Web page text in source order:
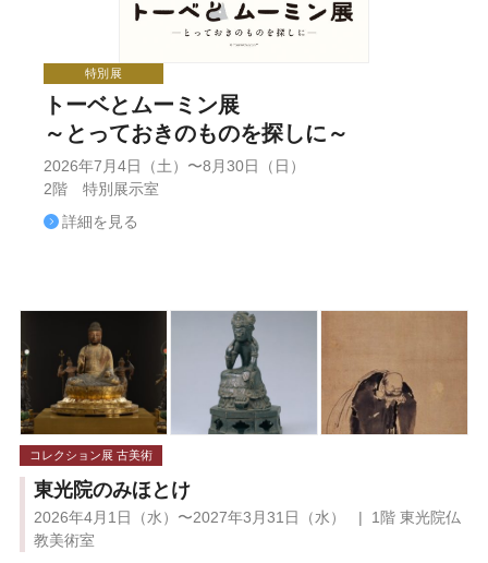
特別展
トーベとムーミン展
～とっておきのものを探しに～
2026年7月4日（土）〜8月30日（日）
2階 特別展示室
詳細を見る
コレクション展 古美術
東光院のみほとけ
2026年4月1日（水）〜2027年3月31日（水） | 1階 東光院仏
教美術室